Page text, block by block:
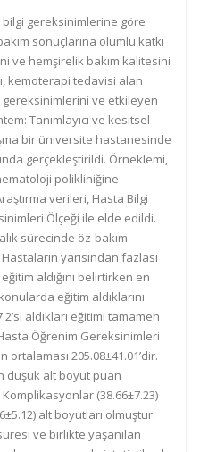
gereksinimlerine göre
sonuçlarına olumlu katkı
ve hemşirelik bakım kalitesini
kemoterapi tedavisi alan
gereksinimlerini ve etkileyen
Tanımlayıcı ve kesitsel
bir üniversite hastanesinde
gerçekleştirildi. Örneklemi,
polikliniğine
verileri, Hasta Bilgi
Ölçeği ile elde edildi.
sürecinde öz-bakım
yarısından fazlası
aldığını belirtirken en
eğitim aldıklarını
aldıkları eğitimi tamamen
Öğrenim Gereksinimleri
ortalaması 205.08±41.01’dir.
düşük alt boyut puan
(38.66±7.23)
alt boyutları olmuştur.
ve birlikte yaşanılan